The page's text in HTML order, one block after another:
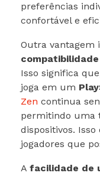
preferências
confortável e
Outra vantagem
Isso significa
joga em um
Zen continua
permitindo uma
dispositivos.
jogadores que
A facilidade de